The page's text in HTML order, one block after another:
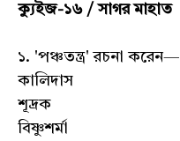
ক্যুইজ-১৬ / সাগর মাহাত
১. 'পঞ্চতন্ত্র' রচনা করেন—
কালিদাস
শূদ্রক
বিষ্ণুশর্মা